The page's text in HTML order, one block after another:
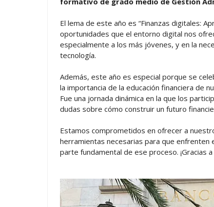
El lema de este año es “Finanzas digitales:
oportunidades que el entorno digital nos
especialmente a los más jóvenes, y en la
tecnología.
Además, este año es especial porque se
la importancia de la educación financiera de
Fue una jornada dinámica en la que los
dudas sobre cómo construir un futuro
Estamos comprometidos en ofrecer a
herramientas necesarias para que enfrenten
parte fundamental de ese proceso. ¡Gracias